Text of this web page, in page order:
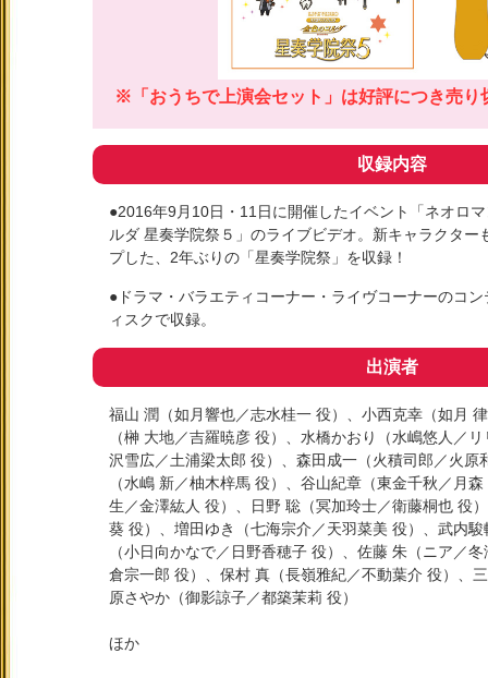
※「おうちで上演会セット」は好評につき売り
収録内容
●2016年9月10日・11日に開催したイベント「ネオロ
ルダ 星奏学院祭５」のライブビデオ。新キャラクター
プした、2年ぶりの「星奏学院祭」を収録！
●ドラマ・バラエティコーナー・ライヴコーナーのコ
ィスクで収録。
出演者
福山 潤（如月響也／志水桂一 役）、小西克幸（如月
（榊 大地／吉羅暁彦 役）、水橋かおり（水嶋悠人／
沢雪広／土浦梁太郎 役）、森田成一（火積司郎／火原
（水嶋 新／柚木梓馬 役）、谷山紀章（東金千秋／月
生／金澤紘人 役）、日野 聡（冥加玲士／衛藤桐也 役
葵 役）、増田ゆき（七海宗介／天羽菜美 役）、武内
（小日向かなで／日野香穂子 役）、佐藤 朱（ニア／
倉宗一郎 役）、保村 真（長嶺雅紀／不動葉介 役）、
原さやか（御影諒子／都築茉莉 役）
ほか